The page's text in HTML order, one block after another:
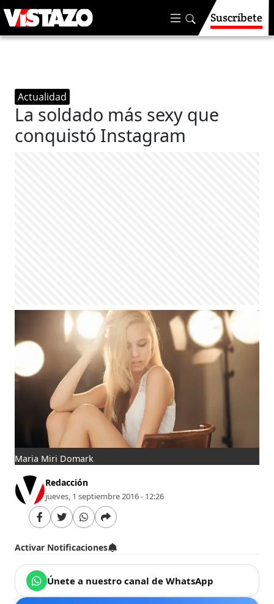
Suscríbete
Actualidad
La soldado más sexy que
conquistó Instagram
Maria Miri Domark
Redacción
jueves, 1 septiembre 2016 - 12:26
Activar Notificaciones
Únete a nuestro canal de WhatsApp